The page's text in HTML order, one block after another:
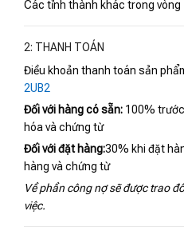
Các tỉnh thành khác trong vòng
2: THANH TOÁN
Điều khoản thanh toán sản
2UB2
Đối với hàng có sẵn: 100%
hóa và chứng từ
Đối với đặt hàng:30% khi đặt
hàng và chứng từ
Về phần công nợ sẽ được trao
việc.